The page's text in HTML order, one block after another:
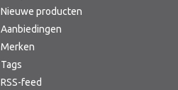
Nieuwe producten
Aanbiedingen
Merken
Tags
RSS-feed